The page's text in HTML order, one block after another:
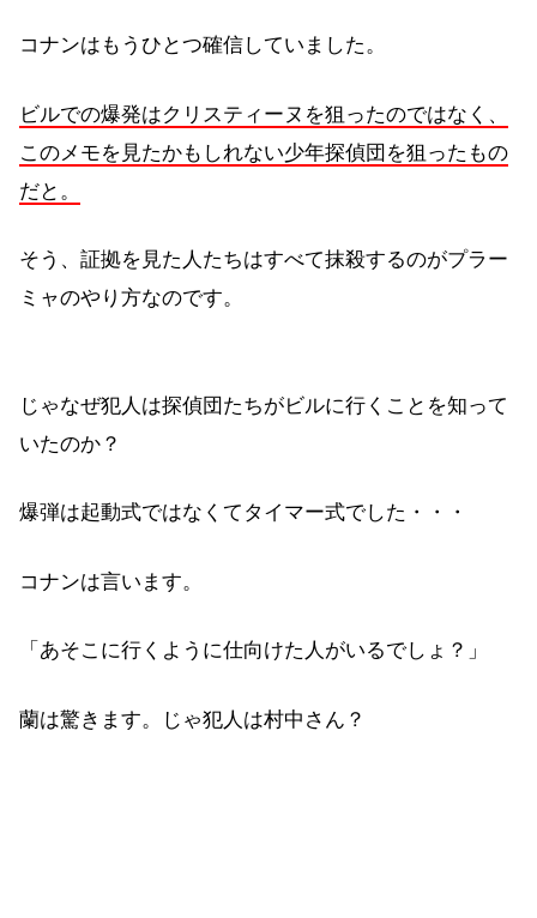
コナンはもうひとつ確信していました。
ビルでの爆発はクリスティーヌを狙ったのではなく、
このメモを見たかもしれない少年探偵団を狙ったもの
だと。
そう、証拠を見た人たちはすべて抹殺するのがプラー
ミャのやり方なのです。
じゃなぜ犯人は探偵団たちがビルに行くことを知って
いたのか？
爆弾は起動式ではなくてタイマー式でした・・・
コナンは言います。
「あそこに行くように仕向けた人がいるでしょ？」
蘭は驚きます。じゃ犯人は村中さん？